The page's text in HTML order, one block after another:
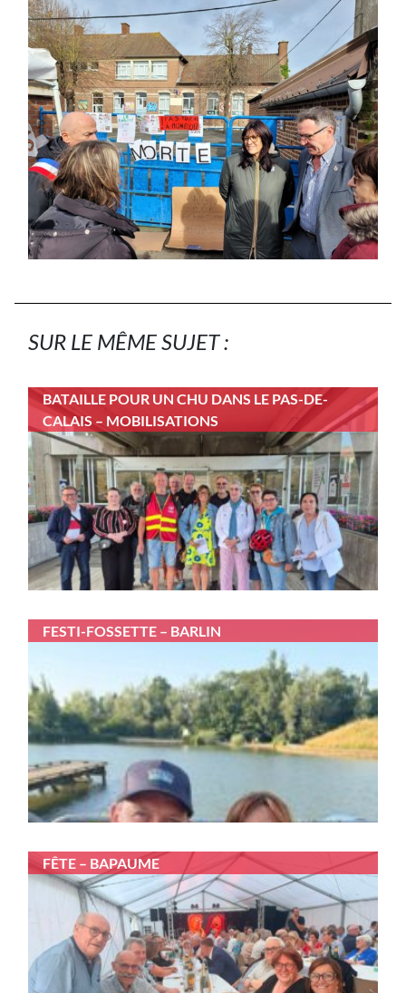
SUR LE MÊME SUJET :
BATAILLE POUR UN CHU DANS LE PAS-DE-
CALAIS – MOBILISATIONS
FESTI-FOSSETTE – BARLIN
FÊTE – BAPAUME